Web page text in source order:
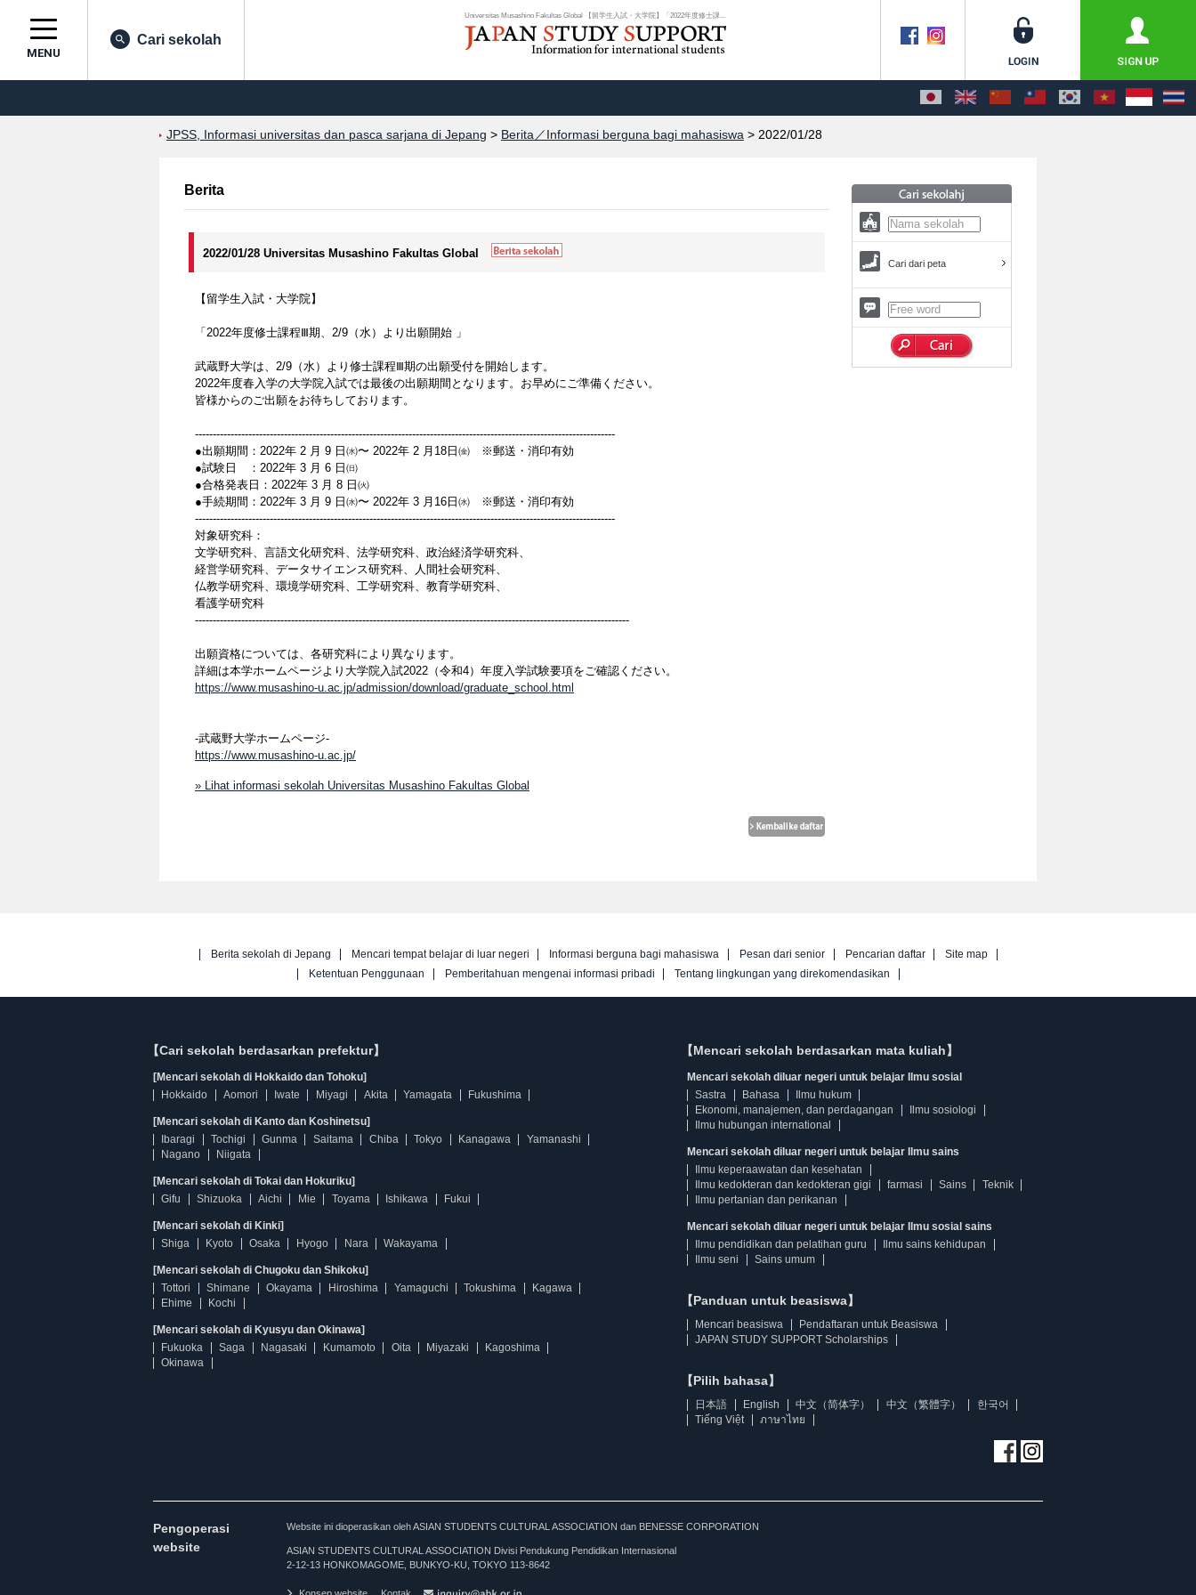
Universitas Musashino Fakultas Global 【留学生入試・大学院】「2022年度修士課...
MENU
Cari sekolah
JPSS, Informasi universitas dan pasca sarjana di Jepang > Berita／Informasi berguna bagi mahasiswa > 2022/01/28
Berita
2022/01/28 Universitas Musashino Fakultas Global
【留学生入試・大学院】
「2022年度修士課程Ⅲ期、2/9（水）より出願開始 」
武蔵野大学は、2/9（水）より修士課程Ⅲ期の出願受付を開始します。
2022年度春入学の大学院入試では最後の出願期間となります。お早めにご準備ください。
皆様からのご出願をお待ちしております。
----------------------------------------------------------------------------------------------------------------------
●出願期間：2022年 2 月 9 日㈬〜 2022年 2 月18日㈮ ※郵送・消印有効
●試験日 ：2022年 3 月 6 日㈰
●合格発表日：2022年 3 月 8 日㈫
●手続期間：2022年 3 月 9 日㈬〜 2022年 3 月16日㈬ ※郵送・消印有効
----------------------------------------------------------------------------------------------------------------------
対象研究科：
文学研究科、言語文化研究科、法学研究科、政治経済学研究科、
経営学研究科、データサイエンス研究科、人間社会研究科、
仏教学研究科、環境学研究科、工学研究科、教育学研究科、
看護学研究科
--------------------------------------------------------------------------------------------------------------------------
出願資格については、各研究科により異なります。
詳細は本学ホームページより大学院入試2022（令和4）年度入学試験要項をご確認ください。
https://www.musashino-u.ac.jp/admission/download/graduate_school.html
-武蔵野大学ホームページ-
https://www.musashino-u.ac.jp/
» Lihat informasi sekolah Universitas Musashino Fakultas Global
Cari dari peta
Berita sekolah di Jepang Mencari tempat belajar di luar negeri Informasi berguna bagi mahasiswa Pesan dari senior Pencarian daftar
Site map
Ketentuan Penggunaan
Pemberitahuan mengenai informasi pribadi Tentang lingkungan yang direkomendasikan
【Cari sekolah berdasarkan prefektur】
[Mencari sekolah di Hokkaido dan Tohoku]
Hokkaido
Aomori Iwate Miyagi Akita Yamagata Fukushima
[Mencari sekolah di Kanto dan Koshinetsu]
Ibaragi
Tochigi Gunma Saitama Chiba Tokyo Kanagawa
Yamanashi
Nagano
Niigata
[Mencari sekolah di Tokai dan Hokuriku]
Gifu
Shizuoka Aichi Mie Toyama Ishikawa Fukui
[Mencari sekolah di Kinki]
Shiga
Kyoto Osaka Hyogo Nara Wakayama
[Mencari sekolah di Chugoku dan Shikoku]
Tottori
Shimane Okayama Hiroshima Yamaguchi Tokushima
Kagawa
Ehime
Kochi
[Mencari sekolah di Kyusyu dan Okinawa]
Fukuoka
Saga Nagasaki Kumamoto Oita Miyazaki
Kagoshima
Okinawa
【Mencari sekolah berdasarkan mata kuliah】
Mencari sekolah diluar negeri untuk belajar Ilmu sosial
Sastra
Bahasa
Ilmu hukum
Ekonomi, manajemen, dan perdagangan
Ilmu sosiologi
Ilmu hubungan international
Mencari sekolah diluar negeri untuk belajar Ilmu sains
Ilmu keperaawatan dan kesehatan
Ilmu kedokteran dan kedokteran gigi
farmasi Sains
Teknik
Ilmu pertanian dan perikanan
Mencari sekolah diluar negeri untuk belajar Ilmu sosial sains
Ilmu pendidikan dan pelatihan guru
Ilmu sains kehidupan
Ilmu seni
Sains umum
【Panduan untuk beasiswa】
Mencari beasiswa
Pendaftaran untuk Beasiswa
JAPAN STUDY SUPPORT Scholarships
【Pilih bahasa】
日本語 English 中文（简体字） 中文（繁體字）
한국어
Tiếng Việt
ภาษาไทย
Pengoperasi
website
Website ini dioperasikan oleh ASIAN STUDENTS CULTURAL ASSOCIATION dan BENESSE CORPORATION
ASIAN STUDENTS CULTURAL ASSOCIATION Divisi Pendukung Pendidikan Internasional
2-12-13 HONKOMAGOME, BUNKYO-KU, TOKYO 113-8642